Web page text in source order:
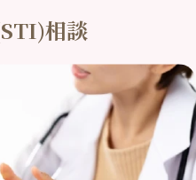
相談